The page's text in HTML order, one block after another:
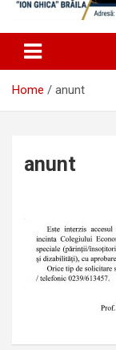
Home anunt
anunt